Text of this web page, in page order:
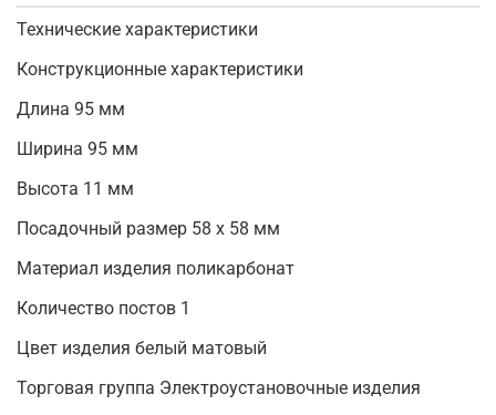
Технические характеристики
Конструкционные характеристики
Длина 95 мм
Ширина 95 мм
Высота 11 мм
Посадочный размер 58 х 58 мм
Материал изделия поликарбонат
Количество постов 1
Цвет изделия белый матовый
Торговая группа Электроустановочные изделия